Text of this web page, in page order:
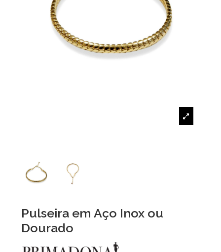
Pulseira em Aço Inox ou
Dourado